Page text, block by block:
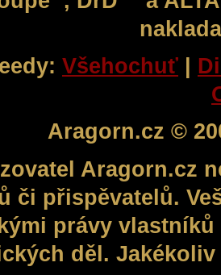
Všehochuť |
Aragorn.cz ©
Aragorn.cz
či přispěvatelů.
právy
děl.